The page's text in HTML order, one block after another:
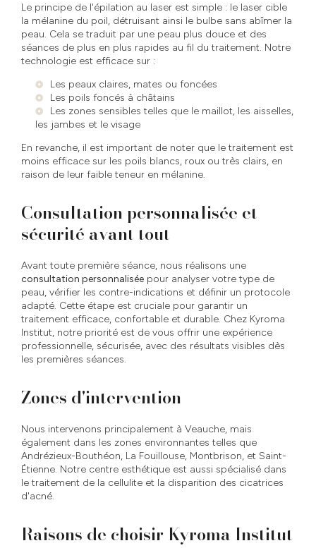
Le principe de l'épilation au laser est simple : le laser cible
la mélanine du poil, détruisant ainsi le bulbe sans abîmer la
peau. Cela se traduit par une peau plus douce et des
séances de plus en plus rapides au fil du traitement. Notre
technologie est efficace sur :
Les peaux claires, mates ou foncées
Les poils foncés à châtains
Les zones sensibles telles que le maillot, les aisselles,
les jambes et le visage
En revanche, il est important de noter que le traitement est
moins efficace sur les poils blancs, roux ou très clairs, en
raison de leur faible teneur en mélanine.
Consultation personnalisée et
sécurité avant tout
Avant toute première séance, nous réalisons une
consultation personnalisée pour analyser votre type de
peau, vérifier les contre-indications et définir un protocole
adapté. Cette étape est cruciale pour garantir un
traitement efficace, confortable et durable. Chez Kyroma
Institut, notre priorité est de vous offrir une expérience
professionnelle, sécurisée, avec des résultats visibles dès
les premières séances.
Zones d'intervention
Nous intervenons principalement à Veauche, mais
également dans les zones environnantes telles que
Andrézieux-Bouthéon, La Fouillouse, Montbrison, et Saint-
Étienne. Notre centre esthétique est aussi spécialisé dans
le traitement de la cellulite et la disparition des cicatrices
d'acné.
Raisons de choisir Kyroma Institut